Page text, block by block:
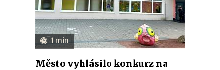
1 min
Město vyhlásilo konkurz na